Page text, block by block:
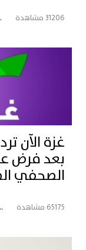
31206 مشاهدة
غزة الآن
بعد فرض
الصحفي
65175 مشاهدة